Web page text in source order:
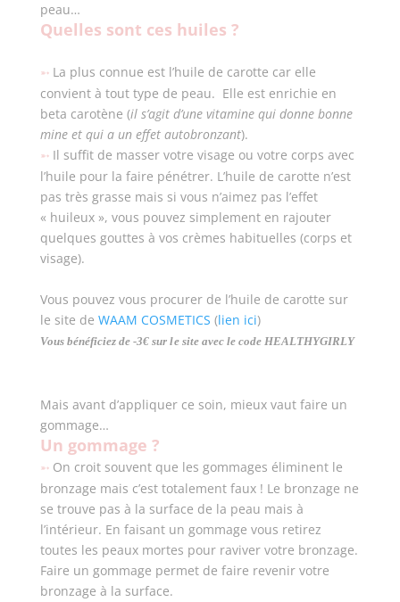
peau…
Quelles sont ces huiles ?
➵ La plus connue est l’huile de carotte car elle
convient à tout type de peau. Elle est enrichie en
beta carotène (il s’agit d’une vitamine qui donne bonne
mine et qui a un effet autobronzant).
➵ Il suffit de masser votre visage ou votre corps avec
l’huile pourla faire pénétrer. L’huile de carotte n’est
pas très grasse mais si vous n’aimez pas l’effet
« huileux », vous pouvez simplement en rajouter
quelques gouttes à vos crèmes habituelles (corps et
visage).
Vous pouvez vous procurer de l’huile de carotte sur
le site de WAAM COSMETICS (lien ici)
Vous bénéficiez de -3€ sur le site avec le code HEALTHYGIRLY
Mais avant d’appliquer ce soin, mieux vaut faire un
gommage…
Un gommage ?
➵ On croit souvent que les gommages éliminent le
bronzage mais c’est totalement faux ! Le bronzage ne
se trouve pas à la surface de la peau mais à
l’intérieur. En faisant un gommage vous retirez
toutes les peaux mortes pour raviver votre bronzage.
Faire un gommage permet de faire revenir votre
bronzage à la surface.